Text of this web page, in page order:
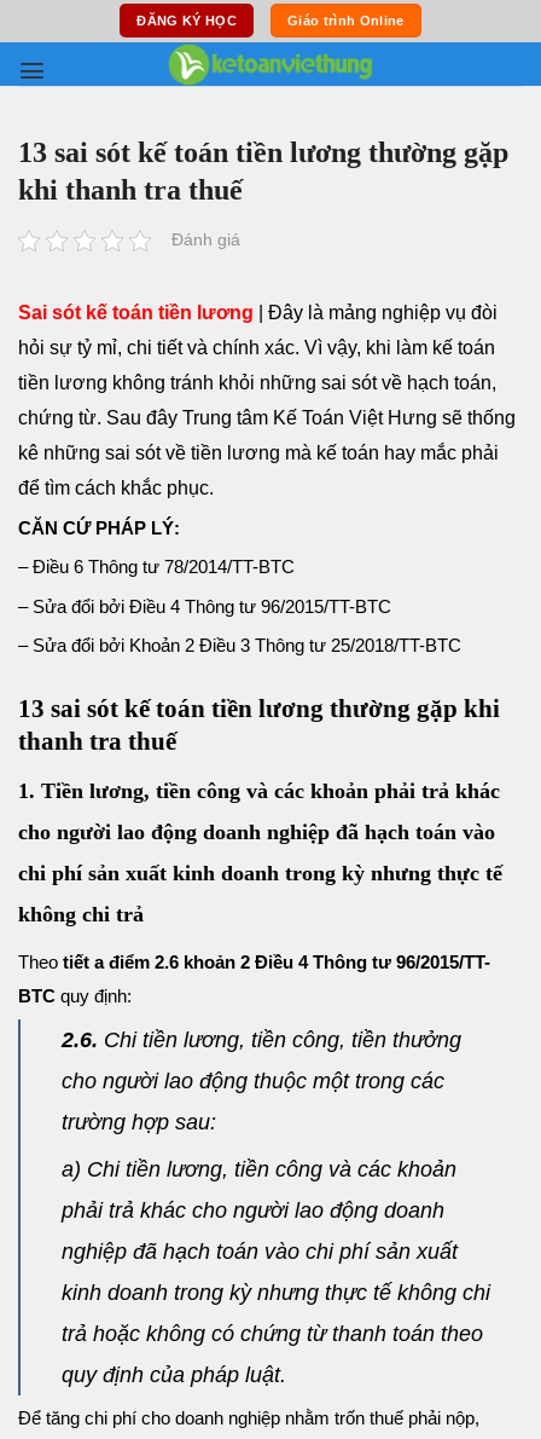
content
ĐĂNG KÝ HỌC Giáo trình Online
13 sai sót kế toán tiền lương thường gặp
khi thanh tra thuế
Đánh giá
Sai sót kế toán tiền lương | Đây là mảng nghiệp vụ đòi
hỏi sự tỷ mỉ, chi tiết và chính xác. Vì vậy, khi làm kế toán
tiền lương không tránh khỏi những sai sót về hạch toán,
chứng từ. Sau đây Trung tâm Kế Toán Việt Hưng sẽ thống
kê những sai sót về tiền lương mà kế toán hay mắc phải
để tìm cách khắc phục.
CĂN CỨ PHÁP LÝ:
–Điều 6 Thông tư 78/2014/TT-BTC
– Sửa đổi bởi Điều 4 Thông tư 96/2015/TT-BTC
– Sửa đổi bởi Khoản 2 Điều 3 Thông tư 25/2018/TT-BTC
13 sai sót kế toán tiền lương thường gặp khi
thanh tra thuế
1. Tiền lương, tiền công và các khoản phải trả khác
cho người lao động doanh nghiệp đã hạch toán vào
chi phí sản xuất kinh doanh trong kỳ nhưng thực tế
không chi trả
Theo tiết a điểm 2.6 khoản 2 Điều 4 Thông tư 96/2015/TT-
BTC quy định:
2.6. Chi tiền lương, tiền công, tiền thưởng
cho người lao động thuộc một trong các
trường hợp sau:
a) Chi tiền lương, tiền công và các khoản
phải trả khác cho người lao động doanh
nghiệp đã hạch toán vào chi phí sản xuất
kinh doanh trong kỳ nhưng thực tế không chi
trả hoặc không có chứng từ thanh toán theo
quy định của pháp luật.
Để tăng chi phí cho doanh nghiệp nhằm trốn thuế phải nộp,